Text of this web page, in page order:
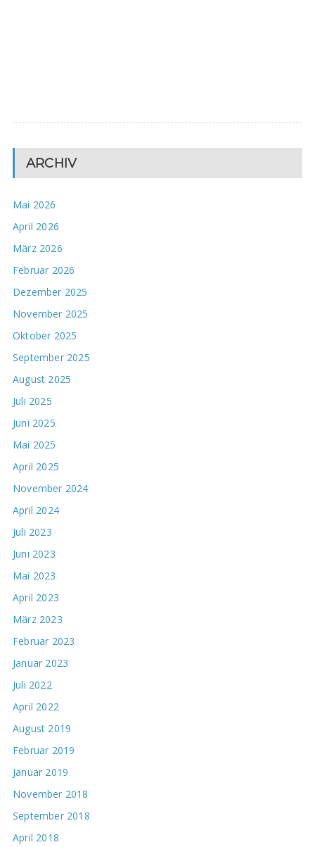
ARCHIV
Mai 2026
April 2026
März 2026
Februar 2026
Dezember 2025
November 2025
Oktober 2025
September 2025
August 2025
Juli 2025
Juni 2025
Mai 2025
April 2025
November 2024
April 2024
Juli 2023
Juni 2023
Mai 2023
April 2023
März 2023
Februar 2023
Januar 2023
Juli 2022
April 2022
August 2019
Februar 2019
Januar 2019
November 2018
September 2018
April 2018